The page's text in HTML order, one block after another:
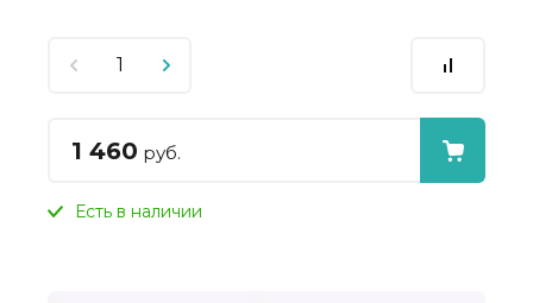
1 460 руб.
Есть в наличии